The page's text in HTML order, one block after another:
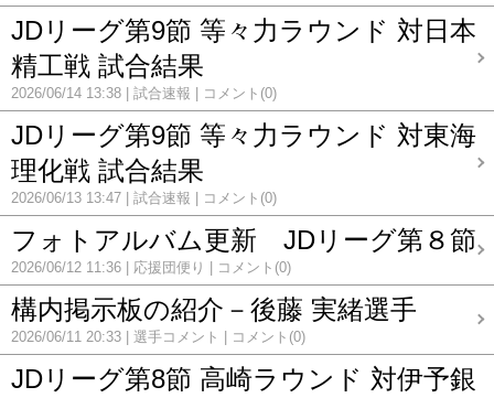
JDリーグ第9節 等々力ラウンド 対日本
精工戦 試合結果
2026/06/14 13:38 試合速報 コメント(0)
JDリーグ第9節 等々力ラウンド 対東海
理化戦 試合結果
2026/06/13 13:47 試合速報 コメント(0)
フォトアルバム更新 JDリーグ第８節
2026/06/12 11:36 応援団便り コメント(0)
構内掲示板の紹介－後藤 実緒選手
2026/06/11 20:33 選手コメント コメント(0)
JDリーグ第8節 高崎ラウンド 対伊予銀